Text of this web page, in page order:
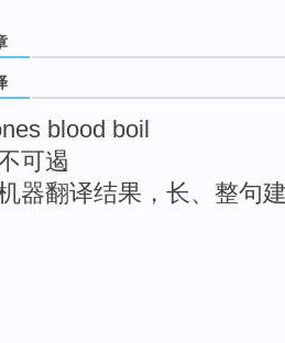
blood boil
可遏
器翻译结果，长、整句